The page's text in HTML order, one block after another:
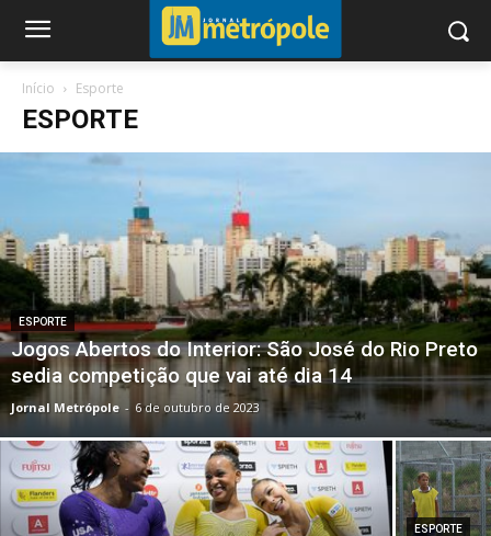
Início Esporte
ESPORTE
ESPORTE
Jogos Abertos do Interior: São José do Rio Preto
sedia competição que vai até dia 14
Jornal Metrópole - 6 de outubro de 2023
ESPORTE